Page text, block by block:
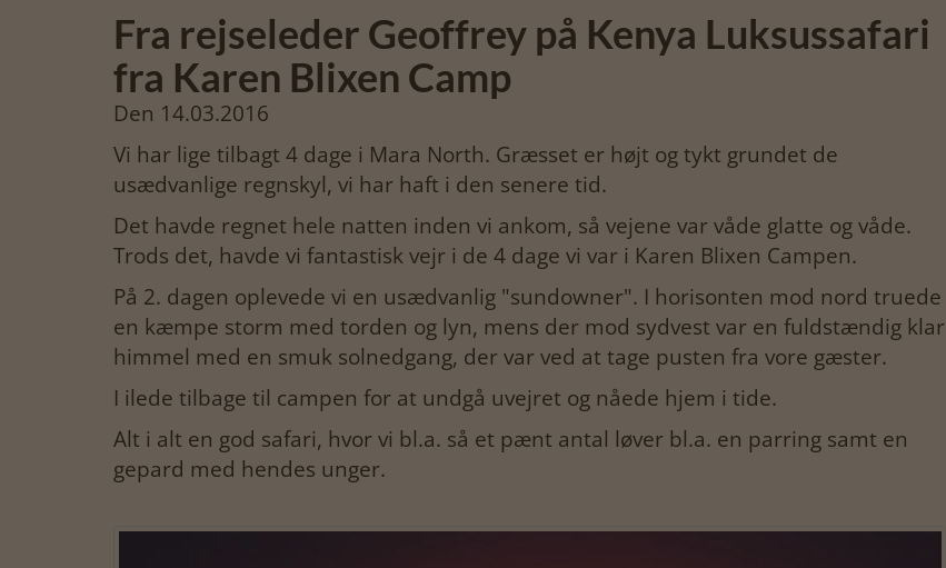
Fra rejseleder Geoffrey på Kenya Luksussafari
fra Karen Blixen Camp
Den 14.03.2016
Vi har lige tilbagt 4 dage i Mara North. Græsset er højt og tykt grundet de
usædvanlige regnskyl, vi har haft i den senere tid.
Det havde regnet hele natten inden vi ankom, så vejene var våde glatte og våde.
Trods det, havde vi fantastisk vejr i de 4 dage vi var i Karen Blixen Campen.
På 2. dagen oplevede vi en usædvanlig "sundowner". I horisonten mod nord truede
en kæmpe storm med torden og lyn, mens der mod sydvest var en fuldstændig klar
himmel med en smuk solnedgang, der var ved at tage pusten fra vore gæster.
I ilede tilbage til campen for at undgå uvejret og nåede hjem i tide.
Alt i alt en god safari, hvor vi bl.a. så et pænt antal løver bl.a. en parring samt en
gepard med hendes unger.